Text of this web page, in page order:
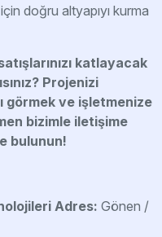
doğru altyapıyı kurma
katlayacak
Projenizi
görmek ve işletmenize
bizimle iletişime
bulunun!
Adres: Gönen /